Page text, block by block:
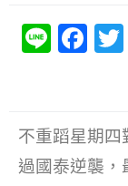
Li F
e
b
不重蹈星期四
過國泰逆襲，